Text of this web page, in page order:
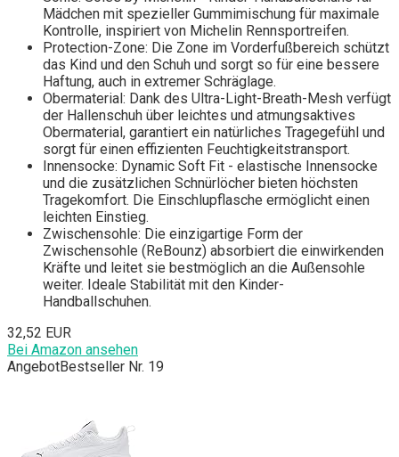
Mädchen mit spezieller Gummimischung für maximale
Kontrolle, inspiriert von Michelin Rennsportreifen.
Protection-Zone: Die Zone im Vorderfußbereich schützt
das Kind und den Schuh und sorgt so für eine bessere
Haftung, auch in extremer Schräglage.
Obermaterial: Dank des Ultra-Light-Breath-Mesh verfügt
der Hallenschuh über leichtes und atmungsaktives
Obermaterial, garantiert ein natürliches Tragegefühl und
sorgt für einen effizienten Feuchtigkeitstransport.
Innensocke: Dynamic Soft Fit - elastische Innensocke
und die zusätzlichen Schnürlöcher bieten höchsten
Tragekomfort. Die Einschlupflasche ermöglicht einen
leichten Einstieg.
Zwischensohle: Die einzigartige Form der
Zwischensohle (ReBounz) absorbiert die einwirkenden
Kräfte und leitet sie bestmöglich an die Außensohle
weiter. Ideale Stabilität mit den Kinder-
Handballschuhen.
32,52 EUR
Bei Amazon ansehen
AngebotBestseller Nr. 19